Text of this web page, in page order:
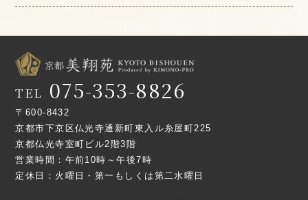
TEL 075-353-8826
〒600-8432
京都市下京区仏光寺通新町東入ル糸屋町225
京都仏光寺室町ビル2階3階
営業時間：午前10時～午後7時
定休日：火曜日・第一もしくは第二水曜日